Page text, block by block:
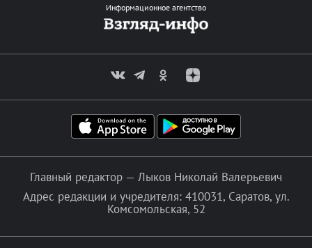
Информационное агентство
Главный редактор — Лыков Николай Валерьевич
Адрес редакции и учредителя: 410031, Саратов, ул.
Комсомольская, 52